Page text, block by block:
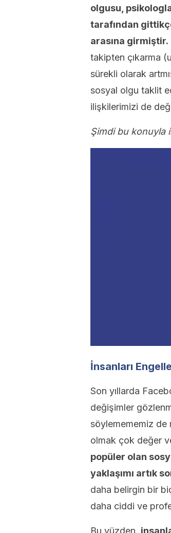
olgusu,
tarafından
arasına girmiştir.
takipten çıkarma
sürekli olarak
sosyal olgu taklit
ilişkilerimizi de
Şimdi bu konuyla
İnsanları
Son yıllarda
değişimler
söylemememiz de
olmak çok değer
popüler olan
yaklaşımı artık
daha belirgin bir
daha ciddi ve
Bu yüzden,